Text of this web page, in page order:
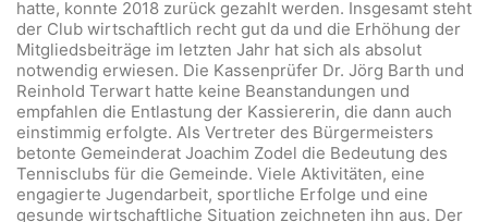
hatte, konnte 2018 zurück gezahlt werden. Insgesamt steht
der Club wirtschaftlich recht gut da und die Erhöhung der
Mitgliedsbeiträge im letzten Jahr hat sich als absolut
notwendig erwiesen. Die Kassenprüfer Dr. Jörg Barth und
Reinhold Terwart hatte keine Beanstandungen und
empfahlen die Entlastung der Kassiererin, die dann auch
einstimmig erfolgte. Als Vertreter des Bürgermeisters
betonte Gemeinderat Joachim Zodel die Bedeutung des
Tennisclubs für die Gemeinde. Viele Aktivitäten, eine
engagierte Jugendarbeit, sportliche Erfolge und eine
gesunde wirtschaftliche Situation zeichneten ihn aus. Der